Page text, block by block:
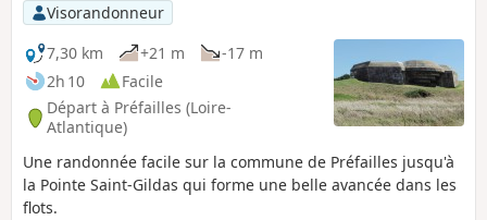
Visorandonneur
7,30 km
+21 m
-17 m
2h 10
Facile
Départ à Préfailles (Loire-
Atlantique)
Une randonnée facile sur la commune de Préfailles jusqu'à
la Pointe Saint-Gildas qui forme une belle avancée dans les
flots.